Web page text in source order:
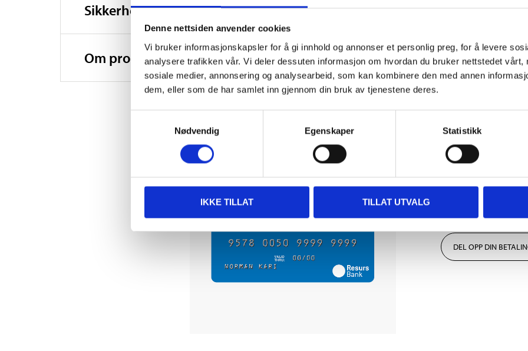
Denne nettsiden anvender cookies
Vi bruker informasjonskapsler for å gi innhold og annonser et personlig preg, for å levere
analysere trafikken vår. Vi deler dessuten informasjon om hvordan du bruker nettstedet vårt,
sosiale medier, annonsering og analysearbeid, som kan kombinere den med annen
dem, eller som de har samlet inn gjennom din bruk av tjenestene deres.
Nødvendig
Egenskaper Statistikk
IKKE TILLAT TILLAT UTVALG
Sikkerhetsinformasjon og øvrige dokumenter
Om produsenten
DEL OPP DIN